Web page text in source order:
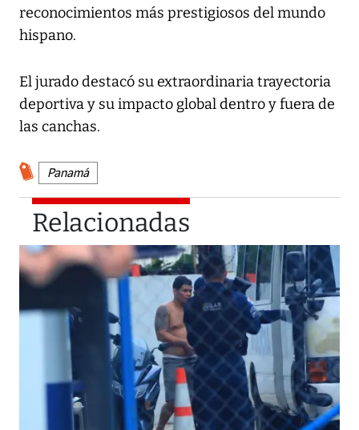
reconocimientos más prestigiosos del mundo
hispano.
El jurado destacó su extraordinaria trayectoria
deportiva y su impacto global dentro y fuera de
las canchas.
Panamá
Relacionadas